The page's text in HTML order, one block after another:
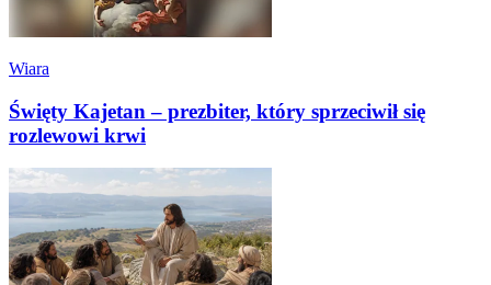
Wiara
Święty Kajetan – prezbiter, który sprzeciwił się
rozlewowi krwi